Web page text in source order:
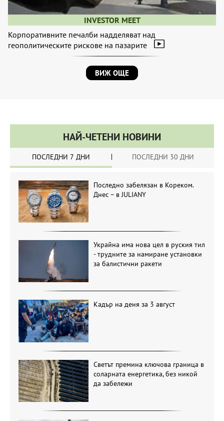
INVESTOR MEET
Корпоративните печалби надделяват над
геополитическите рискове на пазарите
ВИЖ ОЩЕ
НАЙ-ЧЕТЕНИ НОВИНИ
ПОСЛЕДНИ 7 ДНИ ПОСЛЕДНИ 30 ДНИ
Последно забелязан в Кореком.
Днес – в JULIANY
Украйна има нова цел в руския тил
- трудните за намиране установки
за балистични ракети
Кадър на деня за 3 август
Светът премина ключова граница в
соларната енергетика, без никой
да забележи